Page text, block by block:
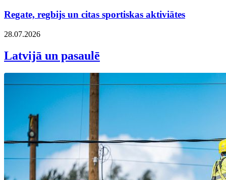
Regate, regbijs un citas sportiskas aktiviātes
28.07.2026
Latvijā un pasaulē